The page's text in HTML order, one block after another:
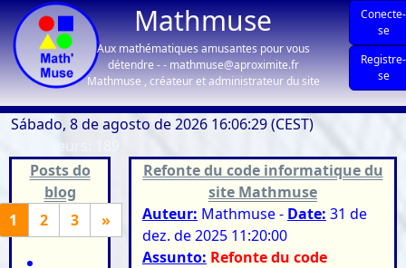
Mathmuse
Aux mathématiques amusantes pour vous
détendre - - mathmuse@aproximite.fr
Mathmuse , créateur et administrateur du site
Conecte-
se
Registre-
se
Sábado, 8 de agosto de 2026 16:06:29 (CEST)
Posts do
blog
1
2 3 »
Refonte du code informatique du
site Mathmuse
Auteur: Mathmuse - Date: 31 de
dez. de 2025 11:20:00
Assunto: Refonte du code